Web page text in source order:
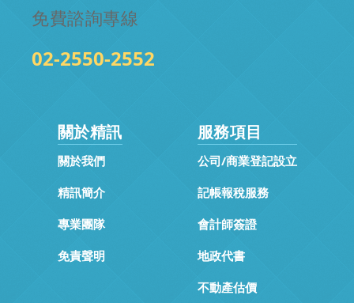
免費諮詢專線
02-2550-2552
關於精訊
關於我們
精訊簡介
專業團隊
免責聲明
服務項目
公司/商業登記設立
記帳報稅服務
會計師簽證
地政代書
不動產估價